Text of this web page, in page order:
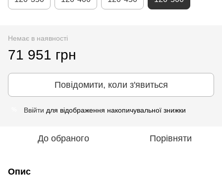
Немає в наявності
71 951 грн
Повідомити, коли з'явиться
Ввійти для відображення накопичувальної знижки
До обраного Порівняти
Опис